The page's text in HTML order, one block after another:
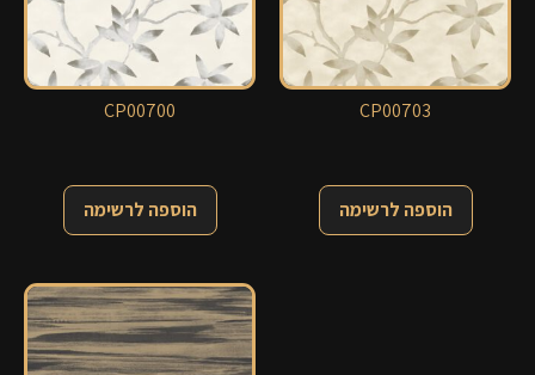
CP00700
הוספה לרשימה
CP00703
הוספה לרשימה